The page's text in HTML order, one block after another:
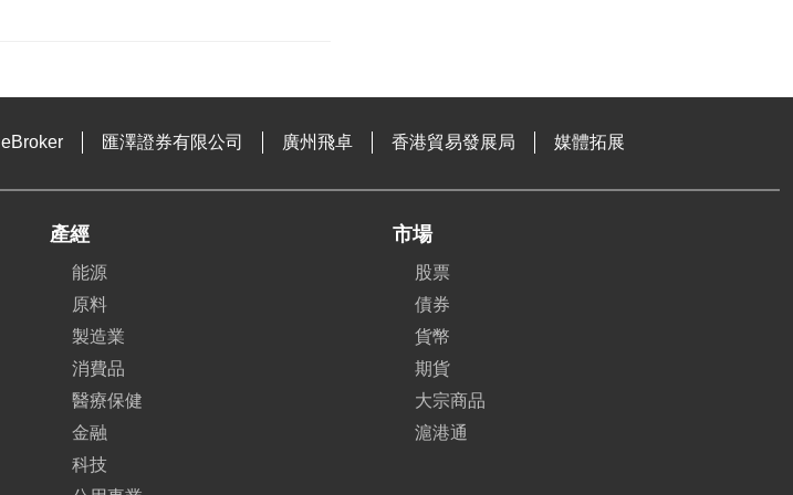
eBroker 匯澤證券有限公司 廣州飛卓 香港貿易發展局 媒體拓展
產經
能源
原料
製造業
消費品
醫療保健
金融
科技
市場
股票
債券
貨幣
期貨
大宗商品
滬港通